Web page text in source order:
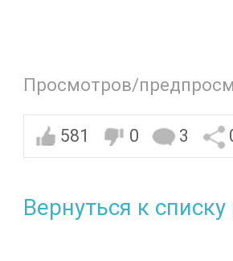
Просмотров/
581 0 3
Вернуться к